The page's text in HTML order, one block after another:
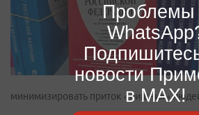
минимизировать приток «лишних»
Проблемы
новости
в MAX!